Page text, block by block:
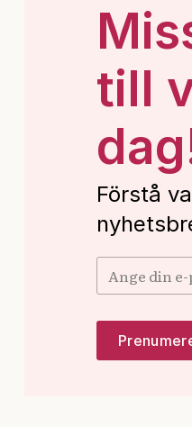
till
Förstå